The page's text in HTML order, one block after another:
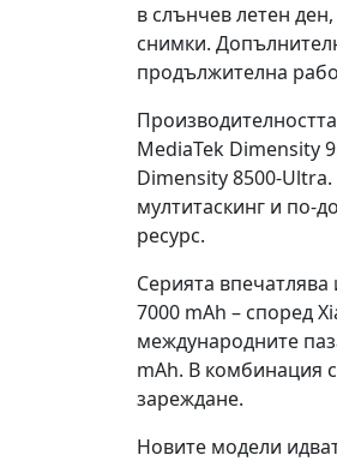
в слънчев летен
снимки.
продължителна
MediaTek Dimensity
Dimensity 8500-
мултитаскинг и по-
ресурс.
Серията впечатлява
7000 mAh – според
международните
mAh. В комбинация
зареждане.
Новите модели